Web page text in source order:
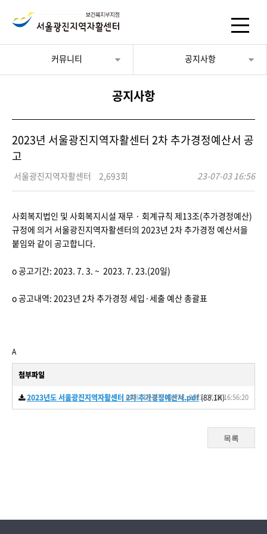
커뮤니티 공지사항
공지사항
2023년 서울광진지역자활센터 2차 추가경정예산서 공
고
서울광진지역자활센터 2,693회 23-07-03 16:56
사회복지법인 및 사회복지시설 재무 · 회계규칙 제13조(추가경정예산)
규정에 의거 서울광진지역자활센터의 2023년 2차 추가경정 예산서을
붙임와 같이 공고합니다.
o 공고기간: 2023. 7. 3. ~ 2023. 7. 23.(20일)
o 공고내역: 2023년 2차 추가경정 세입·세출 예산 총괄표
A
첨부파일
2023년도 서울광진지역자활센터 2차 추가경정예산서.pdf(88.1K)
69회 다운로드 | DATE : 2023-07-03 16:56:20
목록